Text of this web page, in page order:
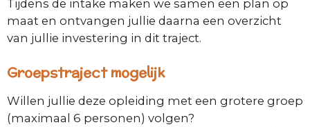
Tijdens de intake maken we samen een plan op
maat en ontvangen jullie daarna een overzicht
van jullie investering in dit traject.
Groepstraject mogelijk
Willen jullie deze opleiding met een grotere groep
(maximaal 6 personen) volgen?